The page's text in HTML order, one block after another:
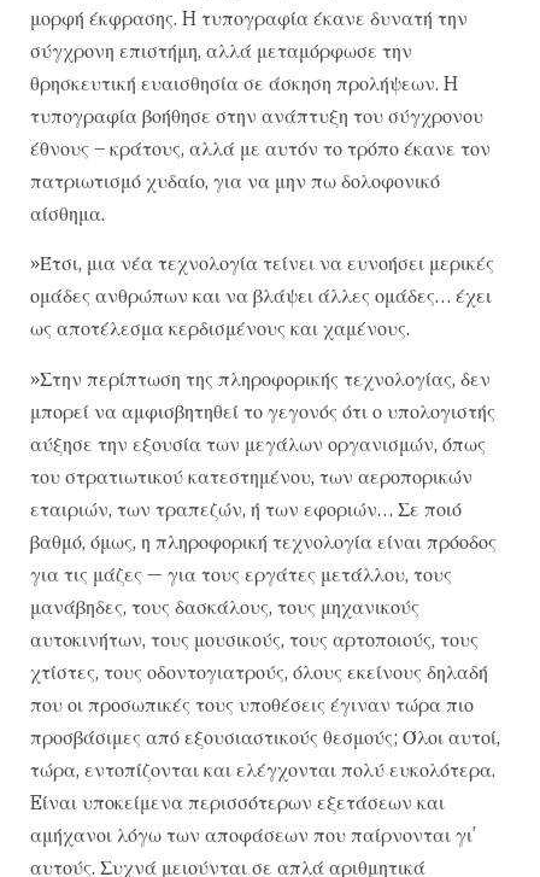
μορφή έκφρασης. H τυπογραφία έκανε δυνατή την
σύγχρονη επιστήμη, αλλά μεταμόρφωσε την
θρησκευτική ευαισθησία σε άσκηση προλήψεων. H
τυπογραφία βοήθησε στην ανάπτυξη του σύγχρονου
έθνους – κράτους, αλλά με αυτόν το τρόπο έκανε τον
πατριωτισμό χυδαίο, για να μην πω δολοφονικό
αίσθημα.
»Έτσι, μια νέα τεχνολογία τείνει να ευνοήσει μερικές
ομάδες ανθρώπων και να βλάψει άλλες ομάδες… έχει
ως αποτέλεσμα κερδισμένους και χαμένους.
»Στην περίπτωση της πληροφορικής τεχνολογίας, δεν
μπορεί να αμφισβητηθεί το γεγονός ότι ο υπολογιστής
αύξησε την εξουσία των μεγάλων οργανισμών, όπως
του στρατιωτικού κατεστημένου, των αεροπορικών
εταιριών, των τραπεζών, ή των εφοριών… Σε ποιό
βαθμό, όμως, η πληροφορική τεχνολογία είναι πρόοδος
για τις μάζες — για τους εργάτες μετάλλου, τους
μανάβηδες, τους δασκάλους, τους μηχανικούς
αυτοκινήτων, τους μουσικούς, τους αρτοποιούς, τους
χτίστες, τους οδοντογιατρούς, όλους εκείνους δηλαδή
που οι προσωπικές τους υποθέσεις έγιναν τώρα πιο
προσβάσιμες από εξουσιαστικούς θεσμούς; Όλοι αυτοί,
τώρα, εντοπίζονται και ελέγχονται πολύ ευκολότερα.
Eίναι υποκείμενα περισσότερων εξετάσεων και
αμήχανοι λόγω των αποφάσεων που παίρνονται γι’
αυτούς. Συχνά μειούνται σε απλά αριθμητικά